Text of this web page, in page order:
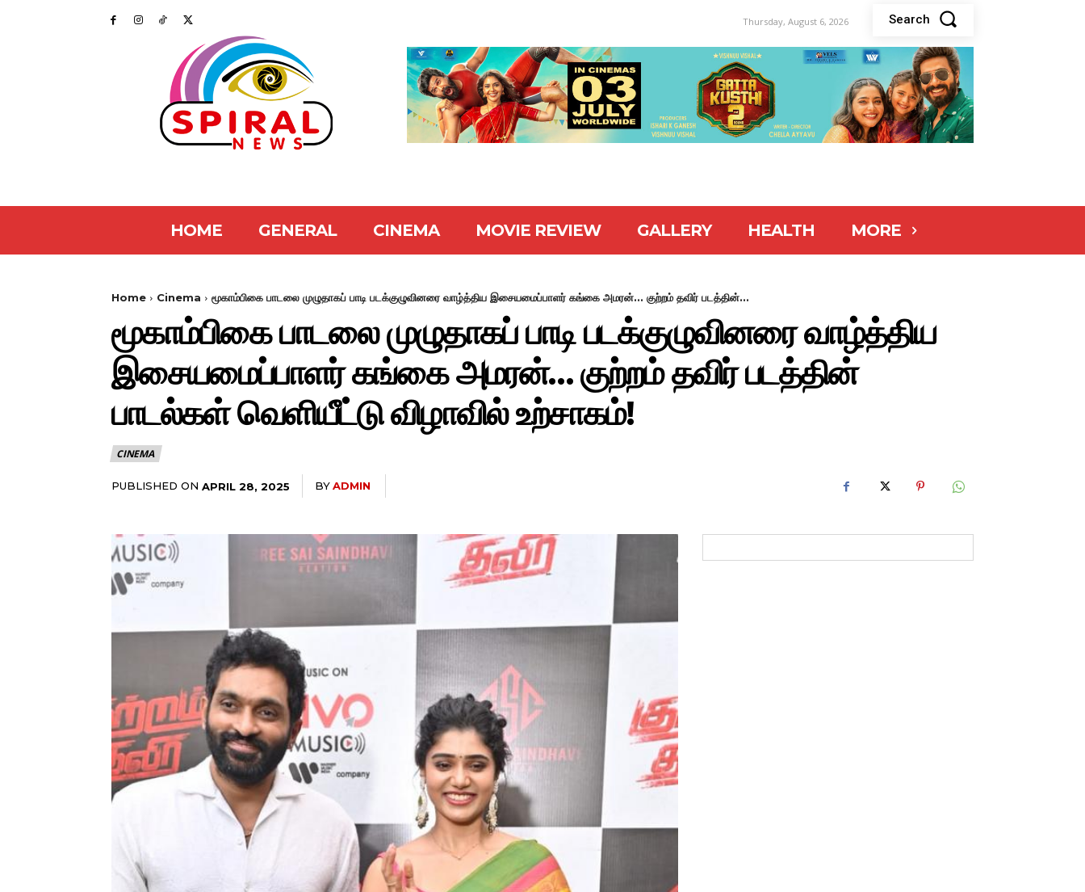
Thursday, August 6, 2026 Search
HOME GENERAL CINEMA MOVIE REVIEW GALLERY HEALTH MORE
Home Cinema மூகாம்பிகை பாடலை முழுதாகப் பாடி படக்குழுவினரை வாழ்த்திய இசையமைப்பாளர் கங்கை அமரன்... குற்றம் தவிர் படத்தின்...
மூகாம்பிகை பாடலை முழுதாகப் பாடி படக்குழுவினரை வாழ்த்திய
இசையமைப்பாளர் கங்கை அமரன்… குற்றம் தவிர் படத்தின்
பாடல்கள் வெளியீட்டு விழாவில் உற்சாகம்!
CINEMA
PUBLISHED ON APRIL 28, 2025 BYADMIN